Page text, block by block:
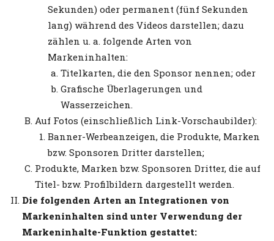
Sekunden) oder permanent (fünf Sekunden
lang) während des Videos darstellen; dazu
zählen u. a. folgende Arten von
Markeninhalten:
Titelkarten, die den Sponsor nennen; oder
Grafische Überlagerungen und
Wasserzeichen.
Auf Fotos (einschließlich Link-Vorschaubilder):
Banner-Werbeanzeigen, die Produkte, Marken
bzw. Sponsoren Dritter darstellen;
Produkte, Marken bzw. Sponsoren Dritter, die auf
Titel- bzw. Profilbildern dargestellt werden.
Die folgenden Arten an Integrationen von
Markeninhalten sind unter Verwendung der
Markeninhalte-Funktion gestattet: